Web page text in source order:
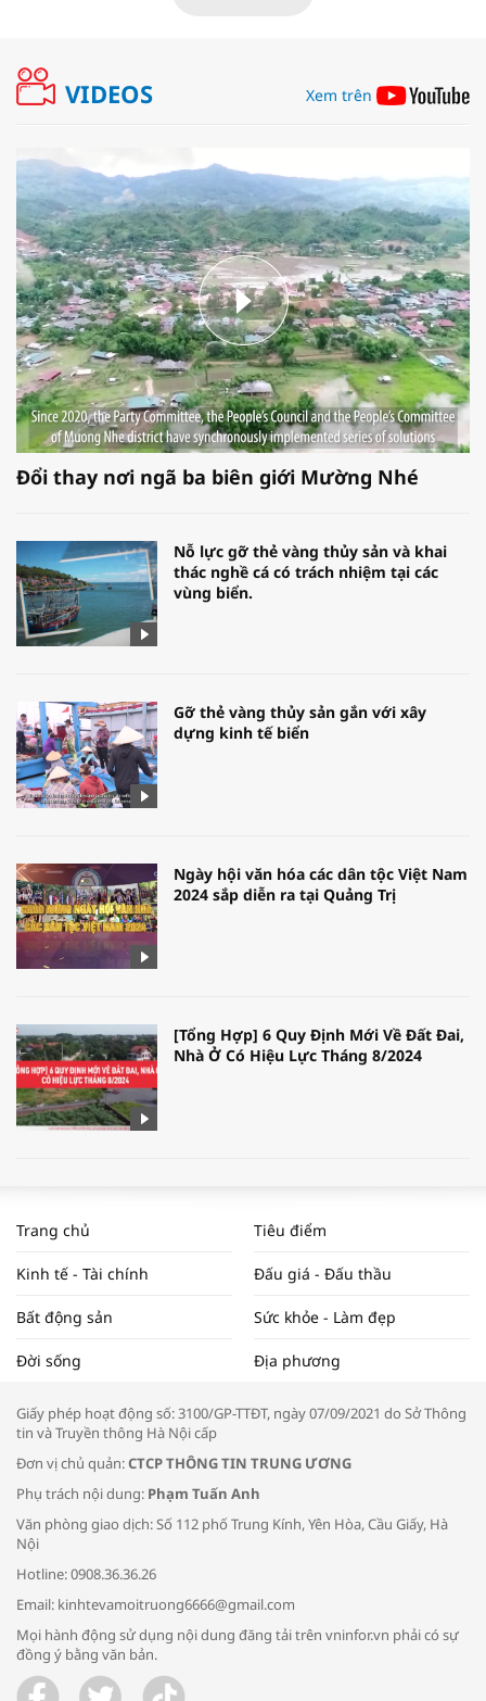
VIDEOS Xem trên
Đổi thay nơi ngã ba biên giới Mường Nhé
Nỗ lực gỡ thẻ vàng thủy sản và khai
thác nghề cá có trách nhiệm tại các
vùng biển.
Gỡ thẻ vàng thủy sản gắn với xây
dựng kinh tế biển
Ngày hội văn hóa các dân tộc Việt Nam
2024 sắp diễn ra tại Quảng Trị
[Tổng Hợp] 6 Quy Định Mới Về Đất Đai,
Nhà Ở Có Hiệu Lực Tháng 8/2024
NAM NĂM 2024 VÀ NĂM 2025 | NHỊP
ĐẬP THỊ TRƯỜNG #62
Tọa đàm “Xúc tiến thương mại: Khơi
Bác sĩ tư vấn cách phòng tránh bệnh
đường hô hấp trong thời tiết giao mùa
Trao yêu thương cho em
Trang chủ Tiêu điểm
Kinh tế - Tài chính Đấu giá - Đấu thầu
Bất động sản Sức khỏe - Làm đẹp
Đời sống Địa phương
Giấy phép hoạt động số: 3100/GP-TTĐT, ngày 07/09/2021 do Sở Thông
tin và Truyền thông Hà Nội cấp
Đơn vị chủ quản:CTCP THÔNG TIN TRUNG ƯƠNG
Phụ trách nội dung: Phạm Tuấn Anh
Văn phòng giao dịch: Số 112 phố Trung Kính, Yên Hòa, Cầu Giấy, Hà
Nội
Hotline: 0908.36.36.26
Email: kinhtevamoitruong6666@gmail.com
Mọi hành động sử dụng nội dung đăng tải trên vninfor.vn phải có sự
đồng ý bằng văn bản.